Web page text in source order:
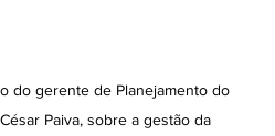
do gerente de Planejamento do
Paiva, sobre a gestão da